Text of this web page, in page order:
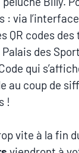
: via
QR codes
des
qui
au coup de
!
vite à la fin